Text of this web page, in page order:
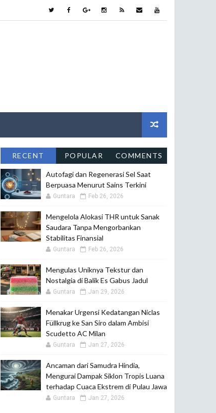
RECENT POPULAR COMMENTS
Autofagi dan Regenerasi Sel Saat
Berpuasa Menurut Sains Terkini
Guntara Feb 26, 2026
Mengelola Alokasi THR untuk Sanak
Saudara Tanpa Mengorbankan
Stabilitas Finansial
Guntara Feb 26, 2026
Mengulas Uniknya Tekstur dan
Nostalgia di Balik Es Gabus Jadul
Guntara Jan 29, 2026
Menakar Urgensi Kedatangan Niclas
Füllkrug ke San Siro dalam Ambisi
Scudetto AC Milan
Guntara Jan 27, 2026
Ancaman dari Samudra Hindia,
Mengurai Dampak Siklon Tropis Luana
terhadap Cuaca Ekstrem di Pulau Jawa
Guntara Jan 27, 2026